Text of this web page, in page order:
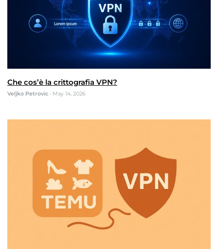
Che cos’è la crittografia VPN?
Veljko Petrovic • May 14, 2026